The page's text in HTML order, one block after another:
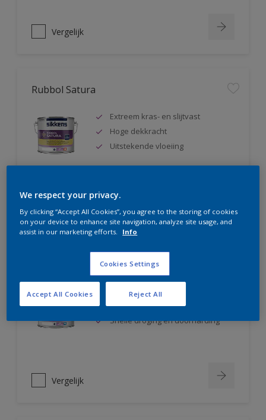
Vergelijk
Rubbol Satura
Extreem kras- en slijtvast
Hoge dekkracht
Uitstekende vloeiing
Rubbol BL Rezisto Satin
Extreem kras- en slijtvast
Huidvetresistente zijdeglanslak
Snelle droging en doorharding
Vergelijk
We respect your privacy.
By clicking “Accept All Cookies”, you agree to the storing of cookies
on your device to enhance site navigation, analyze site usage, and
assist in our marketing efforts.
Info
Cookies Settings
Reject All
Accept All Cookies